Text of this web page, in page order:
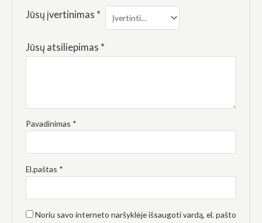
Jūsų įvertinimas *
Jūsų atsiliepimas *
Pavadinimas *
El.paštas *
Noriu savo interneto naršyklėje išsaugoti vardą, el. pašto
turinį ir